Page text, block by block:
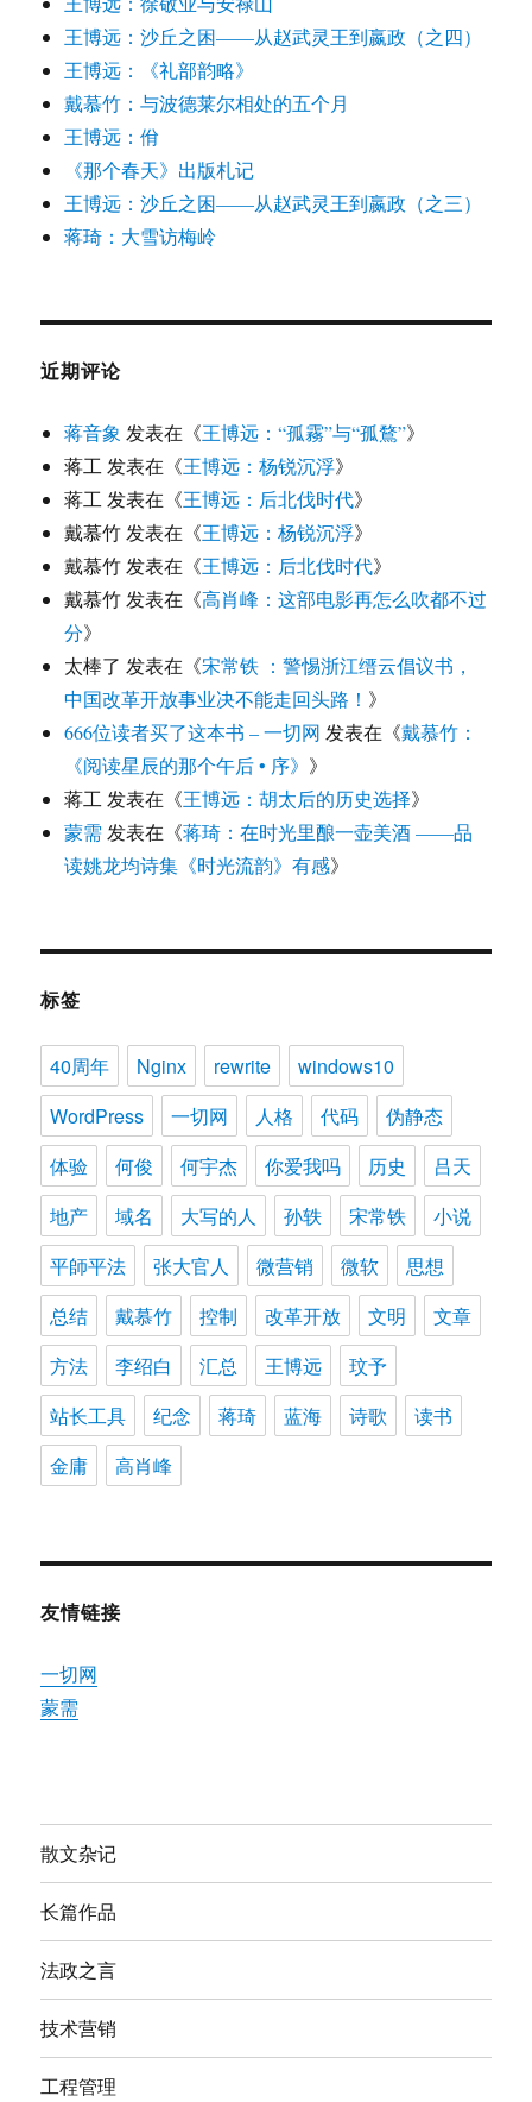
王博远：沙丘之困——从赵武灵王到嬴政（之四）
王博远：《礼部韵略》
戴慕竹：与波德莱尔相处的五个月
王博远：佾
《那个春天》出版札记
王博远：沙丘之困——从赵武灵王到嬴政（之三）
蒋琦：大雪访梅岭
近期评论
蒋音象 发表在《王博远：“孤霧”与“孤鶩”》
蒋工 发表在《王博远：杨锐沉浮》
蒋工 发表在《王博远：后北伐时代》
戴慕竹 发表在《王博远：杨锐沉浮》
戴慕竹 发表在《王博远：后北伐时代》
戴慕竹 发表在《高肖峰：这部电影再怎么吹都不过
分》
太棒了 发表在《宋常铁 ：警惕浙江缙云倡议书，
中国改革开放事业决不能走回头路！ 》
666位读者买了这本书 – 一切网 发表在《戴慕竹：
《阅读星辰的那个午后 • 序》 》
蒋工 发表在《王博远：胡太后的历史选择》
蒙需 发表在《蒋琦：在时光里酿一壶美酒 ——品
读姚龙均诗集《时光流韵》有感》
标签
40周年 Nginx rewrite
windows10
WordPress
一切网 人格 代码
伪静态
体验
何俊 何宇杰 你爱我吗 历史
吕天
地产
域名 大写的人 孙轶 宋常铁
小说
平師平法
张大官人 微营销 微软
思想
总结
戴慕竹 控制 改革开放 文明
文章
方法
李绍白 汇总 王博远
玟予
站长工具
纪念 蒋琦 蓝海 诗歌
读书
金庸
高肖峰
友情链接
一切网
蒙需
散文杂记
长篇作品
法政之言
技术营销
工程管理